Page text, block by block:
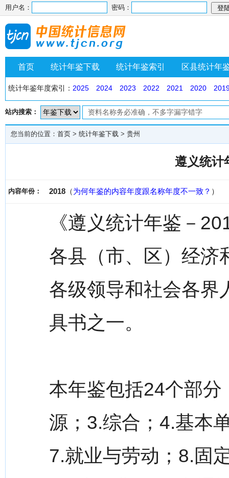
用户名： 密码：
首页 统计年鉴下载 统计年鉴索引 区县统计年
统计年鉴年度索引： 2025 2024 2023 2022 2021 2020
站内搜索：
您当前的位置： 首页 > 统计年鉴下载 > 贵州
遵义统计
内容年份： 2018 （为何年鉴的内容年度跟名称年度不一致？ ）
《遵义统计年鉴－
各县（市、区）经济
各级领导和社会各界
具书之一。
本年鉴包括24个部
源；3.综合；4.基本
7.就业与劳动；8.固